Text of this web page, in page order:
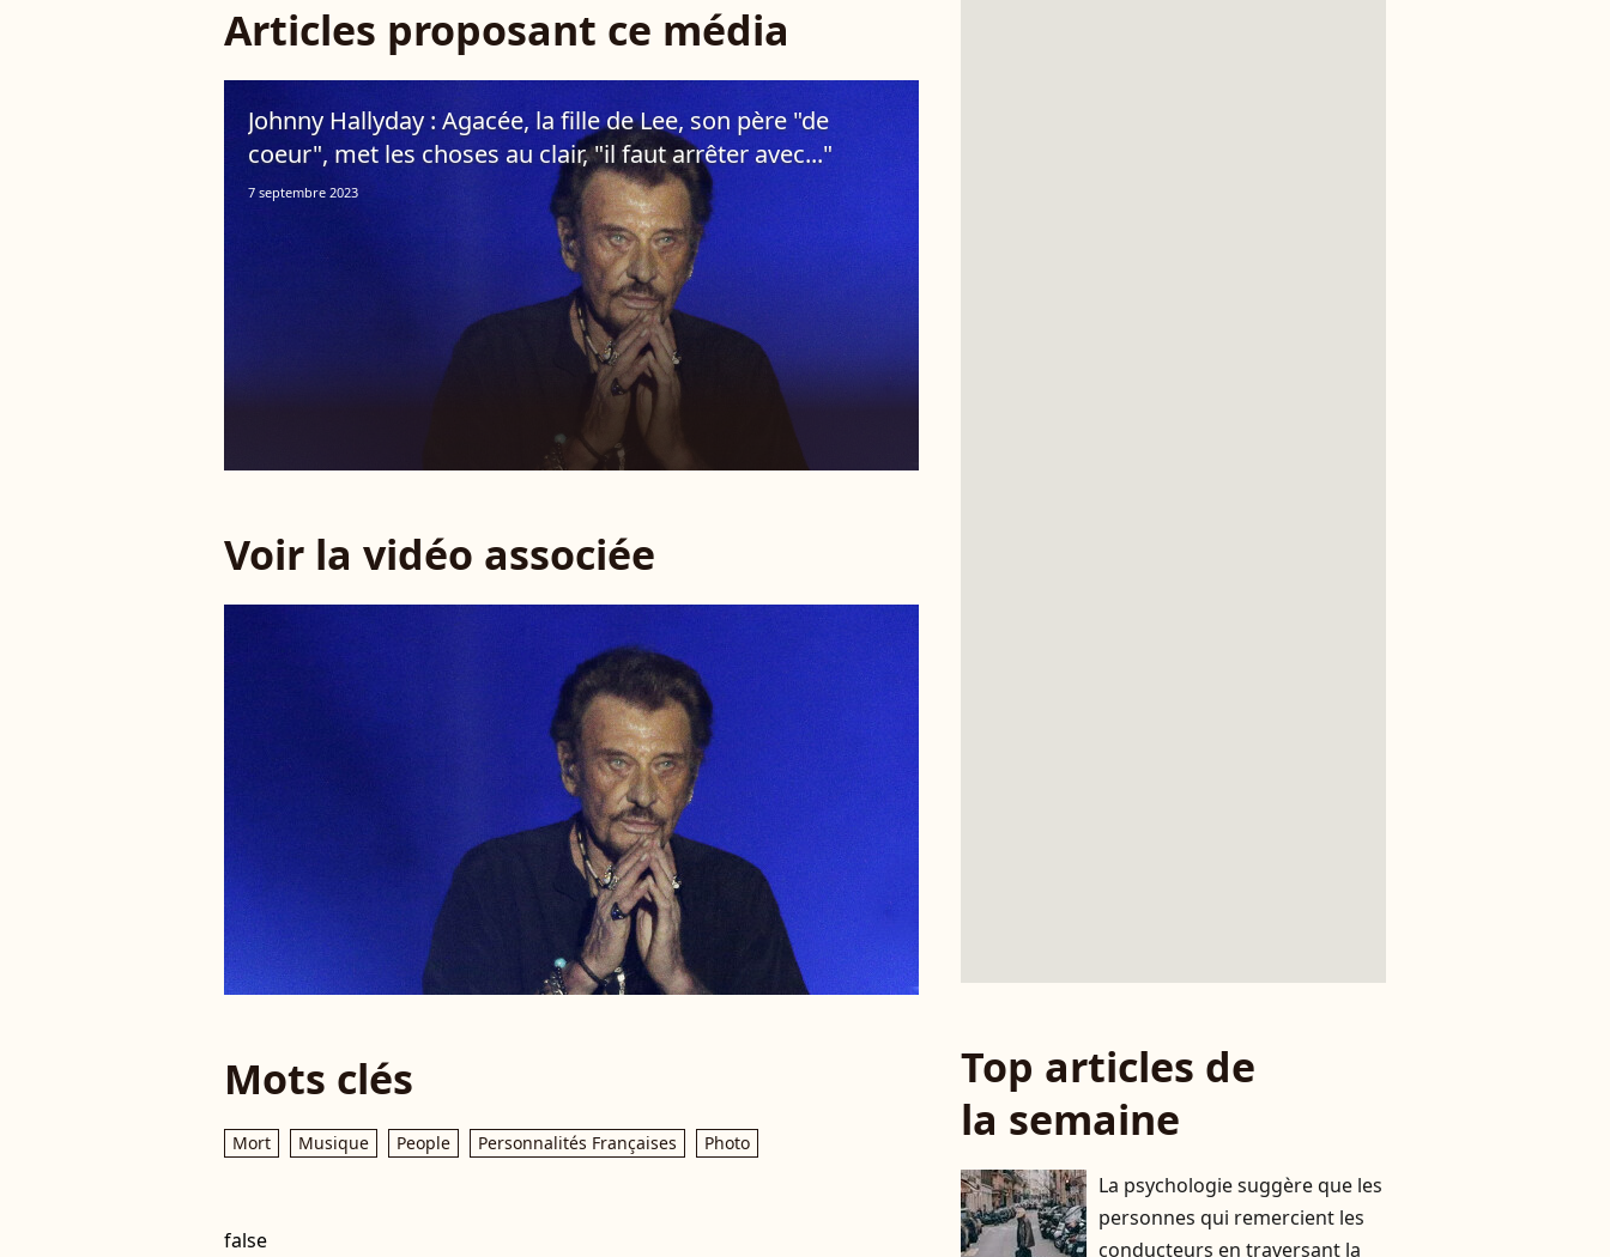
Articles proposant ce média
Johnny Hallyday : Agacée, la fille de Lee, son père "de
coeur", met les choses au clair, "il faut arrêter avec..."
7 septembre 2023
Voir la vidéo associée
Mots clés
Mort Musique People Personnalités Françaises Photo
false
Top articles de
la semaine
La psychologie suggère que les
personnes qui remercient les
conducteurs en traversant la